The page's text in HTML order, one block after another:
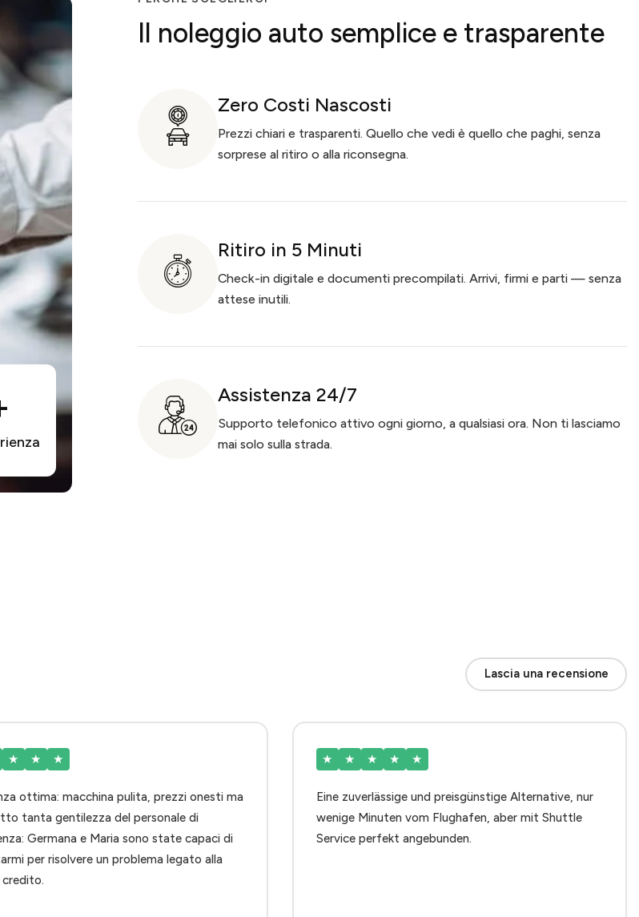
Il noleggio auto semplice e trasparente
Zero Costi Nascosti
Prezzi chiari e trasparenti. Quello che vedi è quello che paghi, senza
sorprese al ritiro o alla riconsegna.
Ritiro in 5 Minuti
Check-in digitale e documenti precompilati. Arrivi, firmi e parti — senza
attese inutili.
Assistenza 24/7
Supporto telefonico attivo ogni giorno, a qualsiasi ora. Non ti lasciamo
mai solo sulla strada.
Lascia una recensione
★ ★ ★
ottima: macchina pulita, prezzi onesti ma
tanta gentilezza del personale di
Germana e Maria sono state capaci di
per risolvere un problema legato alla
★ ★ ★ ★ ★
Eine zuverlässige und preisgünstige Alternative, nur
wenige Minuten vom Flughafen, aber mit Shuttle
Service perfekt angebunden.